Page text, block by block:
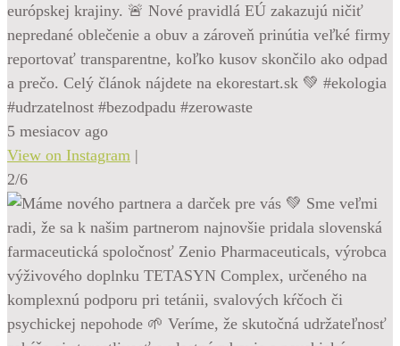
európskej krajiny. 🚨 Nové pravidlá EÚ zakazujú ničiť
nepredané oblečenie a obuv a zároveň prinútia veľké firmy
reportovať transparentne, koľko kusov skončilo ako odpad
a prečo. Celý článok nájdete na ekorestart.sk 💚 #ekologia
#udrzatelnost #bezodpadu #zerowaste
5 mesiacov ago
View on Instagram |
2/6